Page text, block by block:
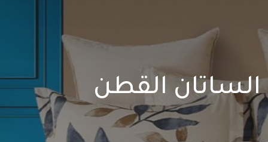
الساتان القطن